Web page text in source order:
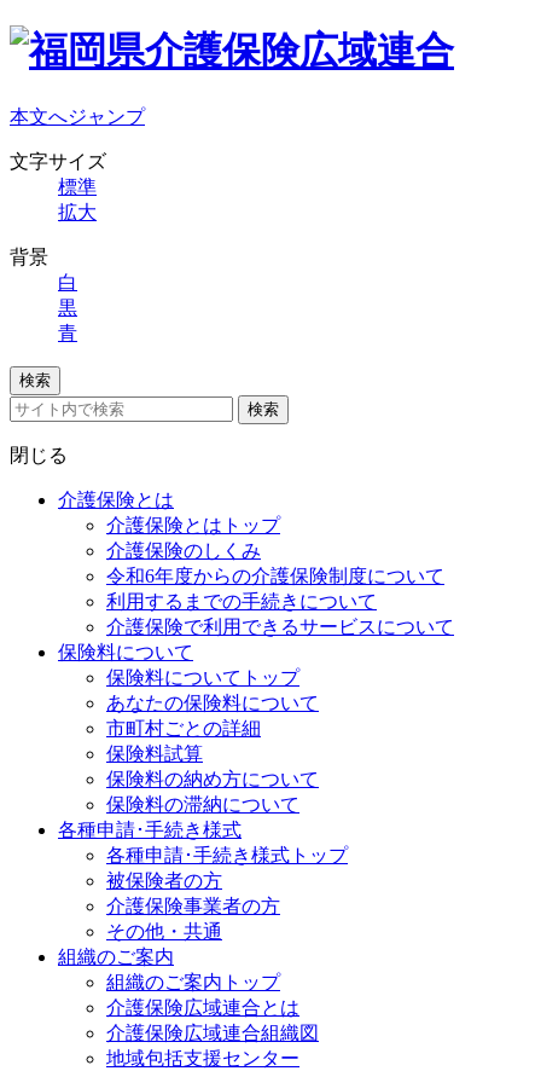
本文へジャンプ
文字サイズ
標準
拡大
背景
白
黒
青
検索
検索
閉じる
介護保険とは
介護保険とはトップ
介護保険のしくみ
令和6年度からの介護保険制度について
利用するまでの手続きについて
介護保険で利用できるサービスについて
保険料について
保険料についてトップ
あなたの保険料について
市町村ごとの詳細
保険料試算
保険料の納め方について
保険料の滞納について
各種申請･手続き様式
各種申請･手続き様式トップ
被保険者の方
介護保険事業者の方
その他・共通
組織のご案内
組織のご案内トップ
介護保険広域連合とは
介護保険広域連合組織図
地域包括支援センター